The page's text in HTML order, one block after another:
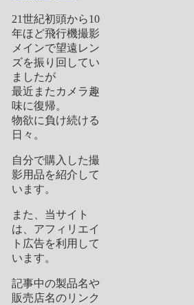
21世紀初頭から10
年ほど飛行機撮影
メインで望遠レン
ズを振り回してい
ましたが
最近またカメラ趣
味に復帰。
物欲に負け続ける
日々。
自分で購入した撮
影用品を紹介して
います。
また、当サイト
は、アフィリエイ
ト広告を利用して
います。
記事中の製品名や
販売店名のリンク